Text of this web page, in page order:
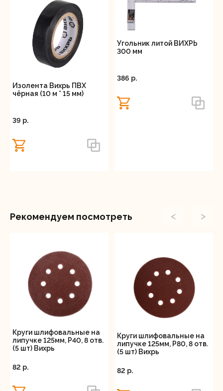
Изолента Вихрь ПВХ
чёрная (10 м * 15 мм)
39 p.
Угольник литой ВИХРЬ
300 мм
386 p.
Рекомендуем посмотреть < >
Круги шлифовальные на
липучке 125мм, P40, 8 отв.
(5 шт) Вихрь
82 p.
Круги шлифовальные на
липучке 125мм, P80, 8 отв.
(5 шт) Вихрь
82 p.